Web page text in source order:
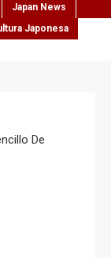
Japan News
Japonesa
De